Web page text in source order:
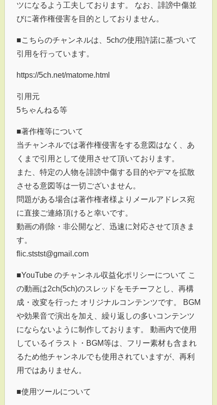
ツになるよう工夫しております。 なお、誹謗中傷並
びに著作権侵害を目的としておりません。
■こちらのチャンネルは、5chの使用許諾に基づいて
引用を行っています。
https://5ch.net/matome.html
引用元
5ちゃんねる等
■著作権等について
当チャンネルでは著作権侵害をする意図はなく、あ
くまで引用として使用させて頂いております。
また、特定の人物を誹謗中傷する目的やデマを拡散
させる意図等は一切ございません。
問題がある場合は著作権者様よりメールアドレス宛
に直接ご連絡頂けると幸いです。
動画の削除・非公開など、迅速に対応させて頂きま
す。
flic.ststst@gmail.com
■YouTube のチャンネル収益化ポリシーについて こ
の動画は2ch(5ch)のスレッドをモチーフとし、再構
成・改変を行った オリジナルコンテンツです。 BGM
や効果音で演出を加え、繰り返しの多いコンテンツ
にならないように制作しております。 動画内で使用
しているイラスト・BGM等は、フリー素材も含まれ
るため他チャンネルでも使用されていますが、再利
用ではありません。
■使用ツールについて